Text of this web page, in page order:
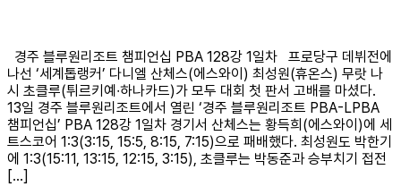
경주 블루원리조트 챔피언십 PBA 128강 1일차 프로당구 데뷔전에
나선 ‘세계톱랭커’ 다니엘 산체스(에스와이) 최성원(휴온스) 무랏 나
시 초클루(튀르키예∙하나카드)가 모두 대회 첫 판서 고배를 마셨다.
13일 경주 블루원리조트에서 열린 ‘경주 블루원리조트 PBA-LPBA
챔피언십’ PBA 128강 1일차 경기서 산체스는 황득희(에스와이)에 세
트스코어 1:3(3:15, 15:5, 8:15, 7:15)으로 패배했다. 최성원도 박한기
에 1:3(15:11, 13:15, 12:15, 3:15), 초클루는 박동준과 승부치기 접전
[…]